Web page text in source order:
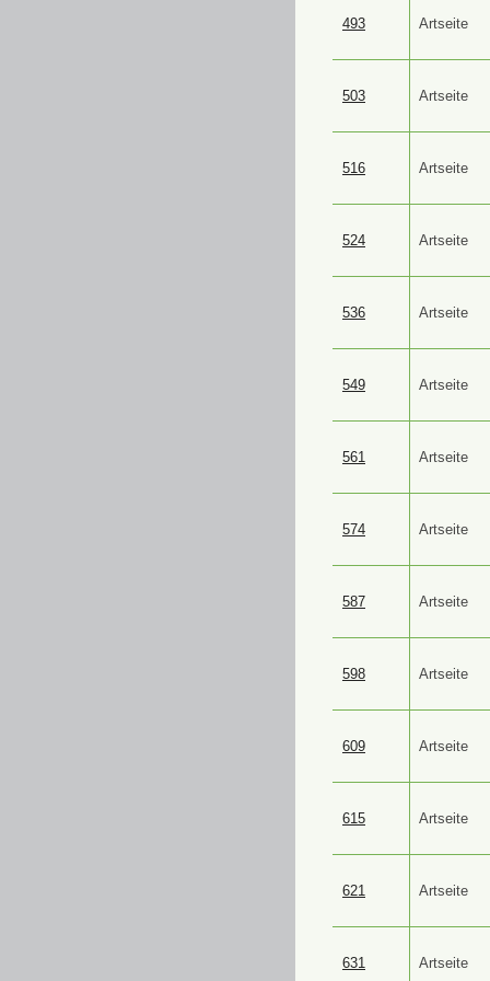
493 Artseite
503 Artseite
516 Artseite
524 Artseite
536 Artseite
549 Artseite
561 Artseite
574 Artseite
587 Artseite
598 Artseite
609 Artseite
615 Artseite
621 Artseite
631 Artseite